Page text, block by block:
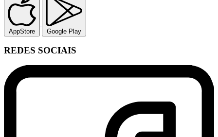
AppStore Google Play
REDES SOCIAIS